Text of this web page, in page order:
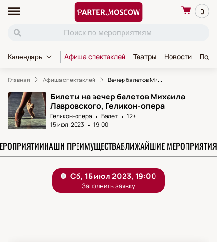
0
Календарь Афиша спектаклей Театры Новости
Главная Афиша спектаклей Вечер балетов Ми...
Билеты на вечер балетов Михаила
Лавровского, Геликон-опера
Геликон-опера Балет
12+
15 июл. 2023
19:00
НАШИ ПРЕИМУЩЕСТВАБЛИЖАЙШИЕ МЕРОПРИЯТИЯ